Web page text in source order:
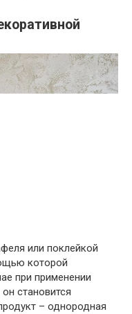
или поклейкой
которой
при применении
становится
– однородная